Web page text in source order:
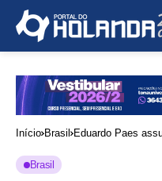
Início Brasil Eduardo Paes
Brasil